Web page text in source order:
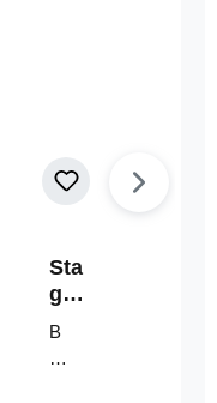
Sta
geri
ser-
LE
D-
B
un